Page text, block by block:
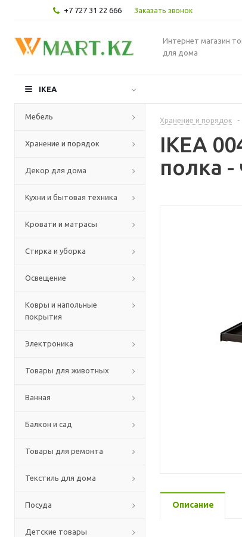
+7 727 31 22 666 Заказать звонок
Интернет магазин
для дома
IKEA
Мебель
Хранение и порядок
Декор для дома
Кухни и бытовая техника
Кровати и матрасы
Стирка и уборка
Освещение
Ковры и напольные
покрытия
Электроника
Товары для животных
Ванная
Балкон и сад
Товары для ремонта
Текстиль для дома
Посуда
Детские товары
Хранение и порядок -
IKEA
полка
Описание